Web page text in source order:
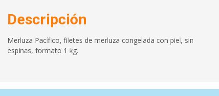
Descripción
Merluza Pacífico, filetes de merluza congelada con piel, sin
espinas, formato 1 kg.